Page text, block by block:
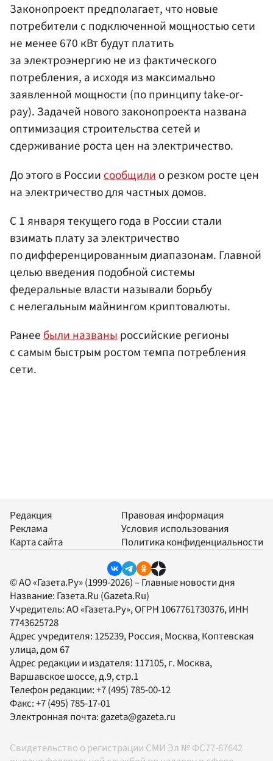
Законопроект предполагает, что новые
потребители с подключенной мощностью сети
не менее 670 кВт будут платить
за электроэнергию не из фактического
потребления, а исходя из максимально
заявленной мощности (по принципу take-or-
pay). Задачей нового законопроекта названа
оптимизация строительства сетей и
сдерживание роста цен на электричество.
До этого в России сообщили о резком росте цен
на электричество для частных домов.
С 1 января текущего года в России стали
взимать плату за электричество
по дифференцированным диапазонам. Главной
целью введения подобной системы
федеральные власти называли борьбу
с нелегальным майнингом криптовалюты.
Ранеебыли названыроссийские регионы
с самым быстрым ростом темпа потребления
сети.
Редакция
Реклама
Карта сайта
Правовая информация
Условия использования
Политика конфиденциальности
© АО «Газета.Ру» (1999-2026) – Главные новости дня
Название: Газета.Ru (Gazeta.Ru)
Учредитель:АО «Газета.Ру», ОГРН 1067761730376, ИНН
7743625728
Адрес учредителя: 125239, Россия, Москва, Коптевская
улица, дом 67
Адрес редакции и издателя: 117105, г. Москва,
Варшавское шоссе, д.9, стр.1
Телефон редакции:+7 (495) 785-00-12
Факс:+7 (495) 785-17-01
Электронная почта:gazeta@gazeta.ru
Свидетельство о регистрации СМИ Эл № ФС77-67642